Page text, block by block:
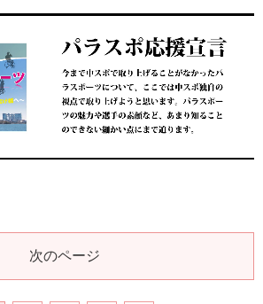
次のページ